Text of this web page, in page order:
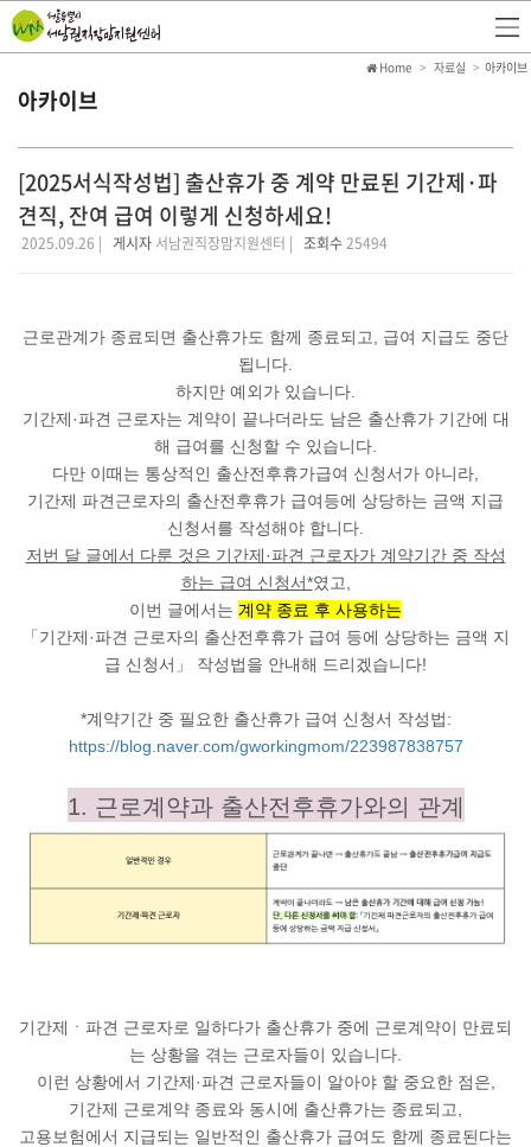
아카이브
Home 자료실 아카이브
[2025서식작성법] 출산휴가 중 계약 만료된 기간제·파
견직, 잔여 급여 이렇게 신청하세요!
2025.09.26 | 게시자 서남권직장맘지원센터 | 조회수25494
근로관계가 종료되면 출산휴가도 함께 종료되고, 급여 지급도 중단
됩니다.
하지만 예외가 있습니다.
기간제·파견 근로자는 계약이 끝나더라도 남은 출산휴가 기간에 대
해 급여를 신청할 수 있습니다.
다만 이때는 통상적인 출산전후휴가급여 신청서가 아니라,
기간제 파견근로자의 출산전후휴가 급여등에 상당하는 금액 지급
신청서를 작성해야 합니다.
저번 달 글에서 다룬 것은 기간제·파견 근로자가 계약기간 중 작성
하는 급여 신청서*였고,
이번 글에서는 계약 종료 후 사용하는
「기간제·파견 근로자의 출산전후휴가 급여 등에 상당하는 금액 지
급 신청서」 작성법을 안내해 드리겠습니다!
*계약기간 중 필요한 출산휴가 급여 신청서 작성법:
https://blog.naver.com/gworkingmom/223987838757
1. 근로계약과 출산전후휴가와의 관계
기간제ㆍ파견 근로자로 일하다가 출산휴가 중에 근로계약이 만료되
는 상황을 겪는 근로자들이 있습니다.
이런 상황에서 기간제·파견 근로자들이 알아야 할 중요한 점은,
기간제 근로계약 종료와 동시에 출산휴가는 종료되고,
고용보험에서 지급되는 일반적인 출산휴가 급여도 함께 종료된다는